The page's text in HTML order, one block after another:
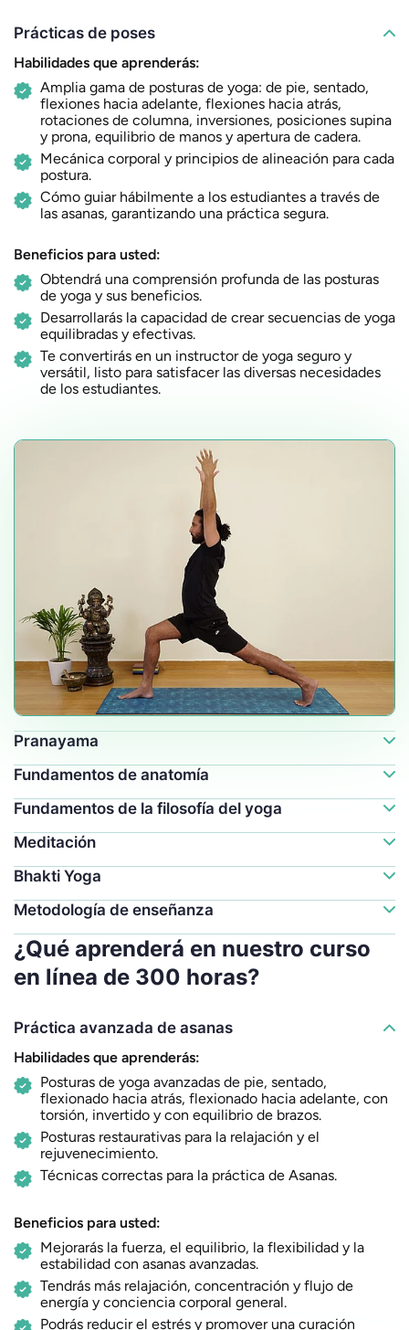
Prácticas de poses
Habilidades que aprenderás:
Amplia gama de posturas de yoga: de pie, sentado,
flexiones hacia adelante, flexiones hacia atrás,
rotaciones de columna, inversiones, posiciones supina
y prona, equilibrio de manos y apertura de cadera.
Mecánica corporal y principios de alineación para cada
postura.
Cómo guiar hábilmente a los estudiantes a través de
las asanas, garantizando una práctica segura.
Beneficios para usted:
Obtendrá una comprensión profunda de las posturas
de yoga y sus beneficios.
Desarrollarás la capacidad de crear secuencias de yoga
equilibradas y efectivas.
Te convertirás en un instructor de yoga seguro y
versátil, listo para satisfacer las diversas necesidades
de los estudiantes.
Pranayama
Fundamentos de anatomía
Fundamentos de la filosofía del yoga
Meditación
Bhakti Yoga
Metodología de enseñanza
¿Qué aprenderá en nuestro curso
en línea de 300 horas?
Práctica avanzada de asanas
Habilidades que aprenderás:
Posturas de yoga avanzadas de pie, sentado,
flexionado hacia atrás, flexionado hacia adelante, con
torsión, invertido y con equilibrio de brazos.
Posturas restaurativas para la relajación y el
rejuvenecimiento.
Técnicas correctas para la práctica de Asanas.
Beneficios para usted:
Mejorarás la fuerza, el equilibrio, la flexibilidad y la
estabilidad con asanas avanzadas.
Tendrás más relajación, concentración y flujo de
energía y conciencia corporal general.
Podrás reducir el estrés y promover una curación